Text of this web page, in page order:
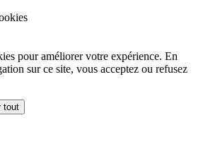
pour améliorer votre expérience. En
sur ce site, vous acceptez ou refusez
tout